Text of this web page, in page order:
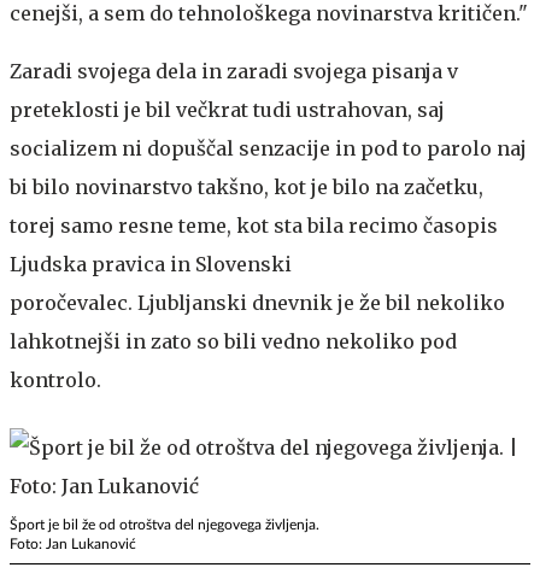
cenejši, a sem do tehnološkega novinarstva kritičen."
Zaradi svojega dela in zaradi svojega pisanja v
preteklosti je bil večkrat tudi ustrahovan, saj
socializem ni dopuščal senzacije in pod to parolo naj
bi bilo novinarstvo takšno, kot je bilo na začetku,
torej samo resne teme, kot sta bila recimo časopis
Ljudska pravica in Slovenski
poročevalec. Ljubljanski dnevnik je že bil nekoliko
lahkotnejši in zato so bili vedno nekoliko pod
kontrolo.
Šport je bil že od otroštva del njegovega življenja.
Foto: Jan Lukanović